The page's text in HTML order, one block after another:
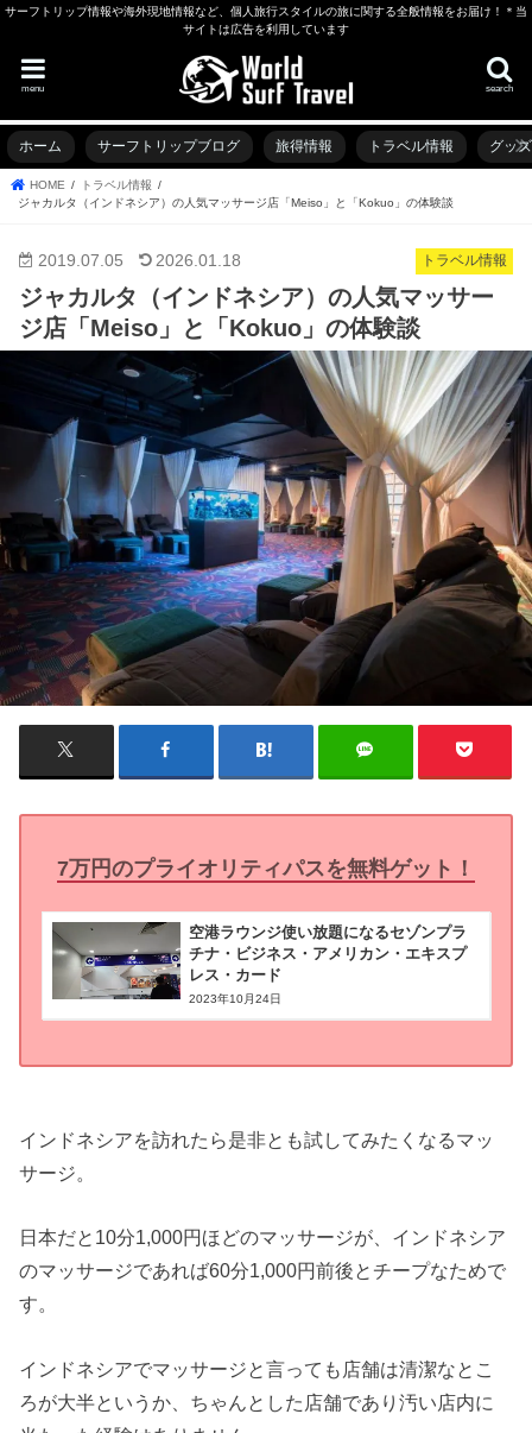
サーフトリップ情報や海外現地情報など、個人旅行スタイルの旅に関する全般情報をお届け！＊当
サイトは広告を利用しています
search
menu
ホーム サーフトリップブログ 旅得情報 トラベル情報 グッ
HOME
トラベル情報
ジャカルタ（インドネシア）の人気マッサージ店「Meiso」と「Kokuo」の体験談
トラベル情報
2019.07.05 2026.01.18
ジャカルタ（インドネシア）の人気マッサー
ジ店「Meiso」と「Kokuo」の体験談
7万円のプライオリティパスを無料ゲット！
空港ラウンジ使い放題になるセゾンプラ
チナ・ビジネス・アメリカン・エキスプ
レス・カード
2023年10月24日
インドネシアを訪れたら是非とも試してみたくなるマッ
サージ。
日本だと10分1,000円ほどのマッサージが、インドネシア
のマッサージであれば60分1,000円前後とチープなためで
す。
インドネシアでマッサージと言っても店舗は清潔なとこ
ろが大半というか、ちゃんとした店舗であり汚い店内に